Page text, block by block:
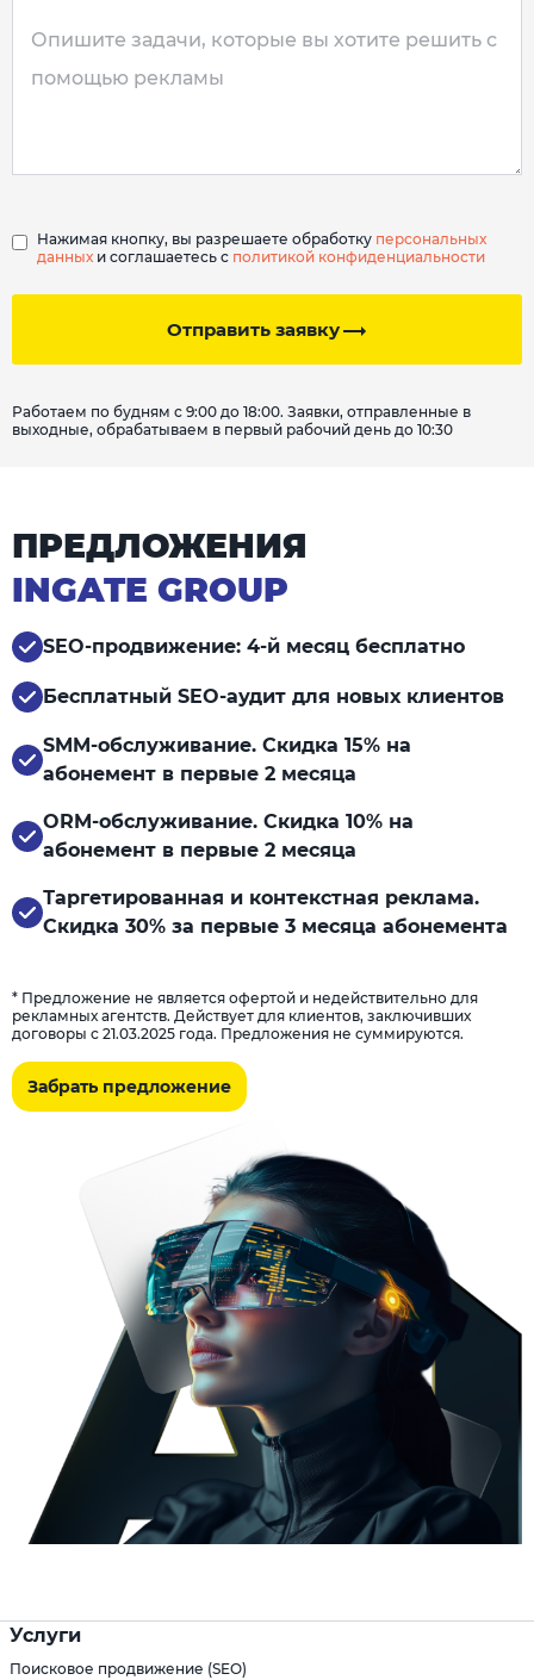
Отправить заявку
Нажимая кнопку, вы разрешаете обработку персональных
данных и соглашаетесь с политикой конфиденциальности
Работаем по будням с 9:00 до 18:00. Заявки, отправленные в
выходные, обрабатываем в первый рабочий день до 10:30
ПРЕДЛОЖЕНИЯ
INGATE GROUP
SEO-продвижение: 4-й месяц бесплатно
Бесплатный SEO-аудит для новых клиентов
SMM-обслуживание. Скидка 15% на
абонемент в первые 2 месяца
ORM-обслуживание. Скидка 10% на
абонемент в первые 2 месяца
Таргетированная и контекстная реклама.
Скидка 30% за первые 3 месяца абонемента
* Предложение не является офертой и недействительно для
рекламных агентств. Действует для клиентов, заключивших
договоры с 21.03.2025 года. Предложения не суммируются.
Забрать предложение
Услуги
Поисковое продвижение (SEO)